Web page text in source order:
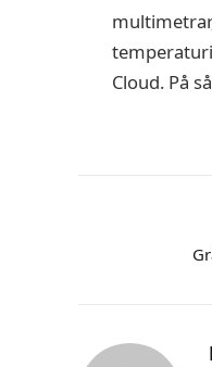
Cloud. På